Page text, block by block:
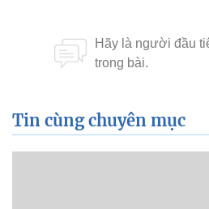
Tin cùng chuyên mục